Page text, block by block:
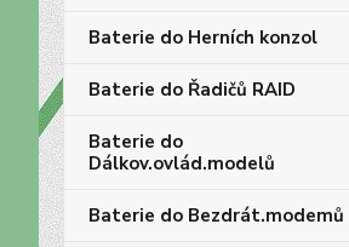
Baterie do Herních konzol
Baterie do Řadičů RAID
Baterie do
Dálkov.ovlád.modelů
Baterie do Bezdrát.modemů